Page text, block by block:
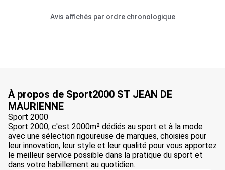
Avis affichés par ordre chronologique
À propos de Sport2000 ST JEAN DE
MAURIENNE
Sport 2000
Sport 2000, c'est 2000m² dédiés au sport et à la mode
avec une sélection rigoureuse de marques, choisies pour
leur innovation, leur style et leur qualité pour vous apportez
le meilleur service possible dans la pratique du sport et
dans votre habillement au quotidien.